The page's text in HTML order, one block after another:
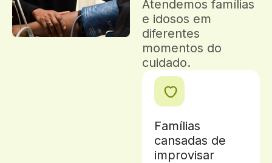
Atendemos famílias
e idosos em
diferentes
momentos do
cuidado.
Famílias
cansadas de
improvisar